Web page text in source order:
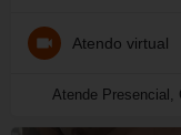
Atendo virtual
Atende Presencial,